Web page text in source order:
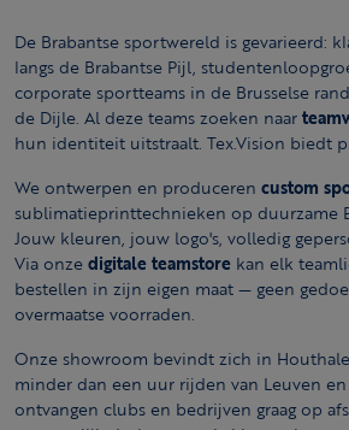
De Brabantse sportwereld is gevarieerd:
langs de Brabantse Pijl,
corporate sportteams in de Brusselse
de Dijle. Al deze teams zoeken naar
hun identiteit uitstraalt. Tex.Vision biedt
We ontwerpen en produceren custom
sublimatieprinttechnieken op duurzame
Jouw kleuren, jouw logo's, volledig
Via onzedigitale teamstore kan elk
bestellen in zijn eigen maat — geen
overmaatse voorraden.
Onze showroom bevindt zich in
minder dan een uur rijden van Leuven
ontvangen clubs en bedrijven graag op